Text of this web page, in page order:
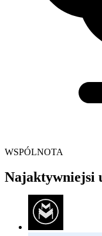
WSPÓLNOTA
Najaktywniejsi